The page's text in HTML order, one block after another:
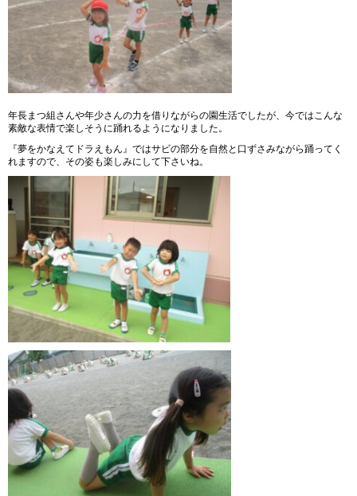
年長まつ組さんや年少さんの力を借りながらの園生活でしたが、今ではこんな
素敵な表情で楽しそうに踊れるようになりました。
『夢をかなえてドラえもん』ではサビの部分を自然と口ずさみながら踊ってく
れますので、その姿も楽しみにして下さいね。